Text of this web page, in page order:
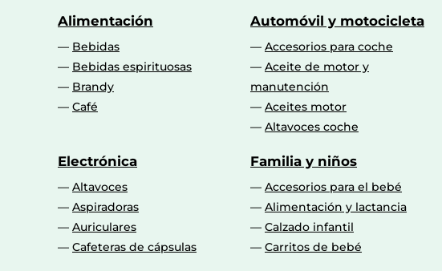
Alimentación
Bebidas
Bebidas espirituosas
Brandy
Café
Automóvil y motocicleta
Accesorios para coche
Aceite de motor y
manutención
Aceites motor
Altavoces coche
Electrónica
Altavoces
Aspiradoras
Auriculares
Cafeteras de cápsulas
Familia y niños
Accesorios para el bebé
Alimentación y lactancia
Calzado infantil
Carritos de bebé